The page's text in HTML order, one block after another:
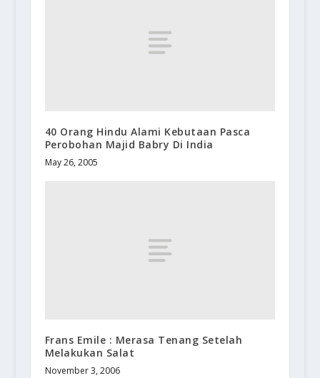
40 Orang Hindu Alami Kebutaan Pasca
Perobohan Majid Babry Di India
May 26, 2005
Frans Emile : Merasa Tenang Setelah
Melakukan Salat
November 3, 2006